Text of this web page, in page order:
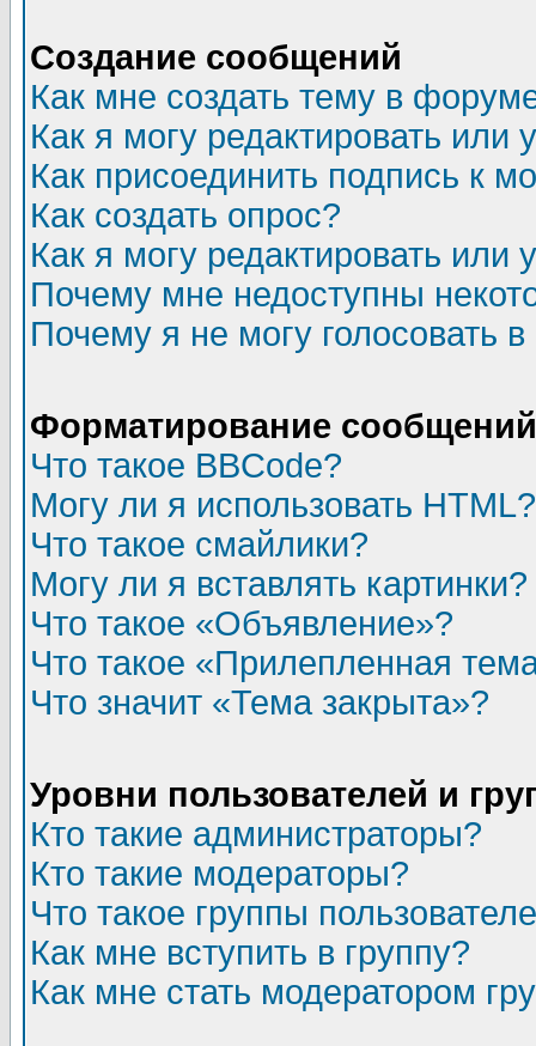
Создание сообщений
Как мне создать тему в
Как я могу редактировать или
Как присоединить подпись к
Как создать опрос?
Как я могу редактировать или
Почему мне недоступны
Почему я не могу голосовать
Форматирование
Что такое BBCode?
Могу ли я использовать HTML?
Что такое смайлики?
Могу ли я вставлять картинки?
Что такое «Объявление»?
Что такое «Прилепленная
Что значит «Тема закрыта»?
Уровни пользователей и
Кто такие администраторы?
Кто такие модераторы?
Что такое группы
Как мне вступить в группу?
Как мне стать модератором